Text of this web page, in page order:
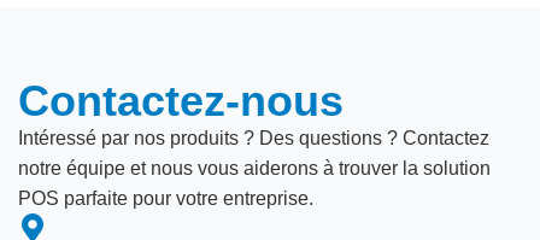
Contactez-nous
Intéressé par nos produits ? Des questions ? Contactez
notre équipe et nous vous aiderons à trouver la solution
POS parfaite pour votre entreprise.